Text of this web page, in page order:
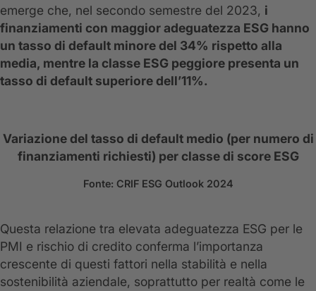
emerge che, nel secondo semestre del 2023, i
finanziamenti con maggior adeguatezza ESG hanno
un tasso di default minore del 34% rispetto alla
media, mentre la classe ESG peggiore presenta un
tasso di default superiore dell’11%.
Variazione del tasso di default medio (per numero di
finanziamenti richiesti) per classe di score ESG
Fonte: CRIF ESG Outlook 2024
Questa relazione tra elevata adeguatezza ESG per le
PMI e rischio di credito conferma l’importanza
crescente di questi fattori nella stabilità e nella
sostenibilità aziendale, soprattutto per realtà come le